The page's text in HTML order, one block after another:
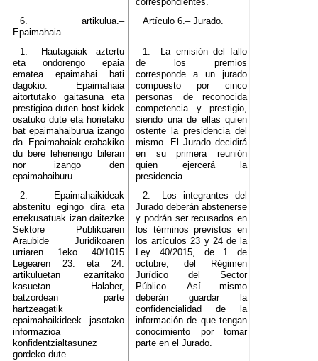
6. artikulua.–
Epaimahaia.
Artículo 6.– Jurado.
1.– Hautagaiak aztertu
eta ondorengo epaia
ematea epaimahai bati
dagokio. Epaimahaia
aitortutako gaitasuna eta
prestigioa duten bost kidek
osatuko dute eta horietako
bat epaimahaiburua izango
da. Epaimahaiak erabakiko
du bere lehenengo bileran
nor izango den
epaimahaiburu.
1.– La emisión del fallo
de los premios
corresponde a un jurado
compuesto por cinco
personas de reconocida
competencia y prestigio,
siendo una de ellas quien
ostente la presidencia del
mismo. El Jurado decidirá
en su primera reunión
quien ejercerá la
presidencia.
2.– Epaimahaikideak
abstenitu egingo dira eta
errekusatuak izan daitezke
Sektore Publikoaren
Araubide Juridikoaren
urriaren 1eko 40/1015
Legearen 23. eta 24.
artikuluetan ezarritako
kasuetan. Halaber,
batzordean parte
hartzeagatik
epaimahaikideek jasotako
informazioa
konfidentzialtasunez
gordeko dute.
2.– Los integrantes del
Jurado deberán abstenerse
y podrán ser recusados en
los términos previstos en
los artículos 23 y 24 de la
Ley 40/2015, de 1 de
octubre, del Régimen
Jurídico del Sector
Público. Así mismo
deberán guardar la
confidencialidad de la
información de que tengan
conocimiento por tomar
parte en el Jurado.